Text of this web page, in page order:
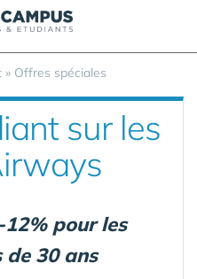
» Offres spéciales
sur les
pour les
30 ans